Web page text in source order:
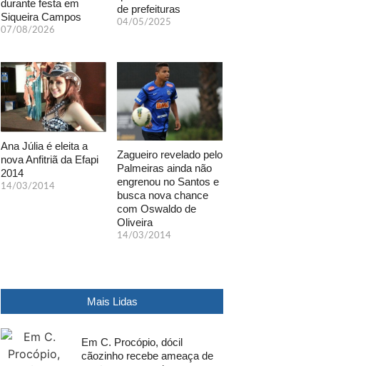
durante festa em
Siqueira Campos
07/08/2026
de prefeituras
04/05/2025
Ana Júlia é eleita a
nova Anfitriã da Efapi
2014
14/03/2014
Zagueiro revelado pelo
Palmeiras ainda não
engrenou no Santos e
busca nova chance
com Oswaldo de
Oliveira
14/03/2014
Mais Lidas
Em C. Procópio, dócil
cãozinho recebe ameaça de